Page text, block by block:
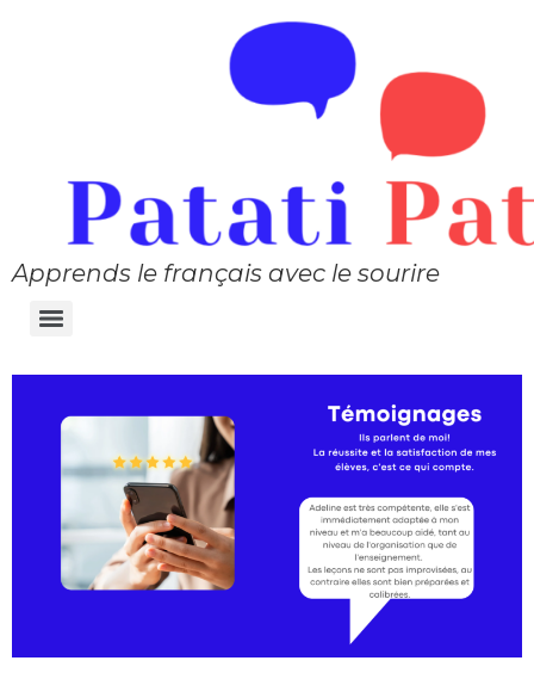
Apprends le français avec le sourire